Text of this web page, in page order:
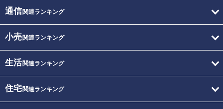
通信関連ランキング
小売関連ランキング
生活関連ランキング
住宅関連ランキング